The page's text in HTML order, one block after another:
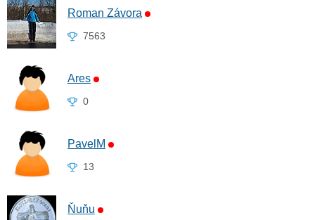
Roman Závora
7563
Ares
0
PavelM
13
Ňuňu